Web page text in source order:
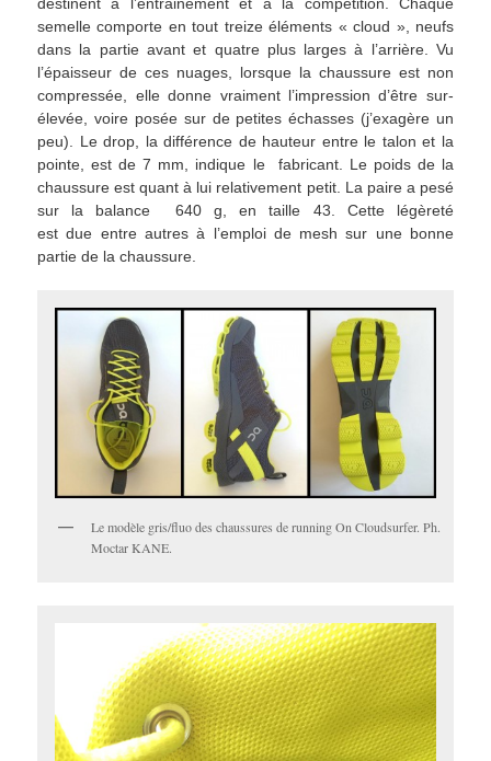
semelle comporte en tout treize éléments « cloud », neufs
dans la partie avant et quatre plus larges à l’arrière. Vu
l’épaisseur de ces nuages, lorsque la chaussure est non
compressée, elle donne vraiment l’impression d’être sur-
élevée, voire posée sur de petites échasses (j’exagère un
peu). Le drop, la différence de hauteur entre le talon et la
pointe, est de 7 mm, indique le fabricant. Le poids de la
chaussure est quant à lui relativement petit. La paire a pesé
sur la balance 640 g, en taille 43. Cette légèreté
est due entre autres à l’emploi de mesh sur une bonne
partie de la chaussure.
Le modèle gris/fluo des chaussures de running On Cloudsurfer. Ph.
Moctar KANE.